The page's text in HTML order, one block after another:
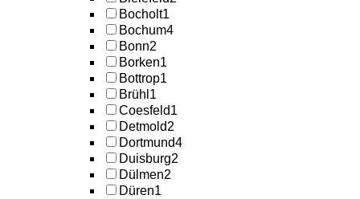
Bocholt1
Bochum4
Bonn2
Borken1
Bottrop1
Brühl 1
Coesfeld1
Detmold2
Dortmund4
Duisburg2
Dülmen2
Düren1